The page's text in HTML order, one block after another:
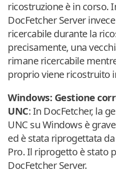
ricostruzione è in corso.
DocFetcher Server
ricercabile durante la
precisamente, una
rimane ricercabile
proprio viene ricostruito
Windows: Gestione
UNC: In DocFetcher, la
UNC su Windows è
ed è stata riprogettata
Pro. Il riprogetto è stato
DocFetcher Server.